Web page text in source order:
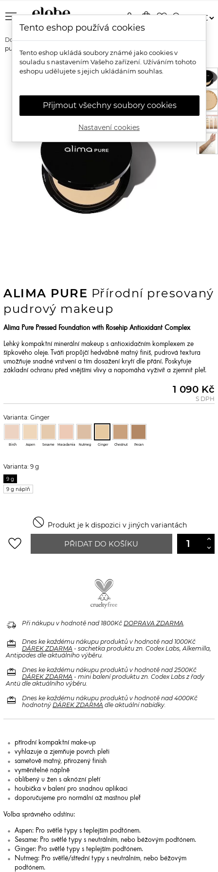
menu shopping_bagfavorite_bordersearch
person
Domů Značky Alima Pure
Alima Pure Přírodní presovaný
pudrový makeup
ALIMA PURE Přírodní presovaný
pudrový makeup
Alima Pure Pressed Foundation with Rosehip Antioxidant Complex
Lehký kompaktní minerální makeup s antioxidačním komplexem ze
šípkového oleje. Tváři propůjčí hedvábně matný finiš, pudrová textura
umožňuje snadné vrstvení a tím dosažení krytí dle přání. Poskytuje
základní ochranu před vnějšími vlivy a napomáhá vyživit a zjemnit pleť.
1 090 Kč
S DPH
Varianta: Ginger
Birch Aspen Sesame Macadamia Nutmeg Ginger Chestnut Pecan
Varianta: 9 g
9 g
9 g náplň
 Produkt je k dispozici v jiných variantách
favorite_border PŘIDAT DO KOŠÍKU
delivery_truck_speed Při nákupu v hodnotě nad 1800Kč DOPRAVA ZDARMA
redeem
Dnes ke každému nákupu produktů v hodnotě nad 1000Kč
DÁREK ZDARMA - sachetka produktu zn. Codex Labs, Alkemilla,
Antipodes dle aktuálního výběru.
redeem
Dnes ke každému nákupu produktů v hodnotě nad 2500Kč
DÁREK ZDARMA - mini balení produktu zn. Codex Labs z řady
Antü dle aktuálního výběru.
redeem
Dnes ke každému nákupu produktů v hodnotě nad 4000Kč
hodnotný DÁREK ZDARMA dle aktuální nabídky.
přírodní kompaktní make-up
vyhlazuje a zjemňuje povrch pleti
sametově matný, přirozený finish
vyměnitelné náplně
oblíbený u žen s aknózní pletí
houbička v balení pro snadnou aplikaci
doporučujeme pro normální až mastnou pleť
Volba správného odstínu:
Aspen: Pro světlé typy s teplejším podtónem.
Sesame: Pro světlé typy s neutrálním, nebo béžovým podtónem.
Ginger: Pro světlé typy s teplejším podtónem.
Nutmeg: Pro světlé/střední typy s neutrálním, nebo béžovým
podtónem.
Tento eshop používá cookies
Tento eshop ukládá soubory známé jako cookies v
souladu s nastavením Vašeho zařízení. Užíváním tohoto
eshopu udělujete s jejich ukládáním souhlas.
Přijmout všechny soubory cookies
Nastavení cookies